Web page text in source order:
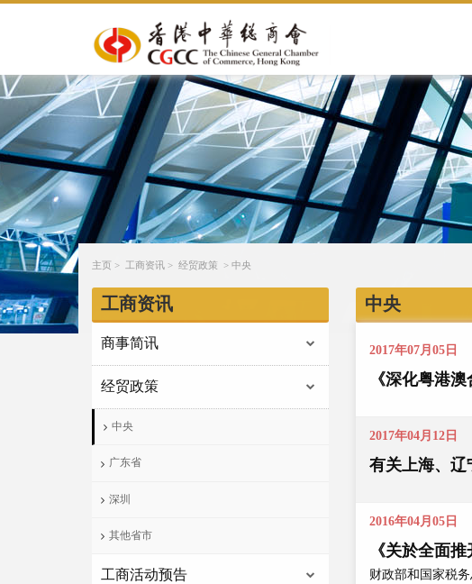
主页 > 工商资讯 > 经贸政策 > 中央
工商资讯
商事简讯
经贸政策
中央
广东省
深圳
其他省市
工商活动预告
中央
2017年07月05日
《深化粤港
2017年04月12日
有关上海、辽
2016年04月05日
《关於全面
财政部和国家税